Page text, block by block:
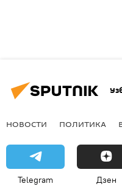
НОВОСТИ ПОЛИТИКА
Telegram Дзен